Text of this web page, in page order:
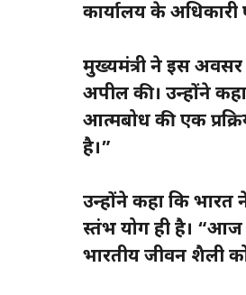
कार्यालय के अधिकारी
मुख्यमंत्री ने इस अवसर
अपील की। उन्होंने
आत्मबोध की एक
है।”
उन्होंने कहा कि भारत
स्तंभ योग ही है। “आज
भारतीय जीवन शैली को